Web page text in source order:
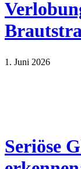
1. Juni 2026
Seriöse